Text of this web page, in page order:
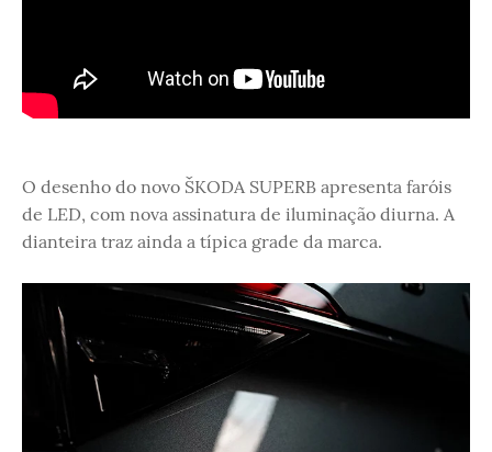
O desenho do novo ŠKODA SUPERB apresenta faróis
de LED, com nova assinatura de iluminação diurna. A
dianteira traz ainda a típica grade da marca.